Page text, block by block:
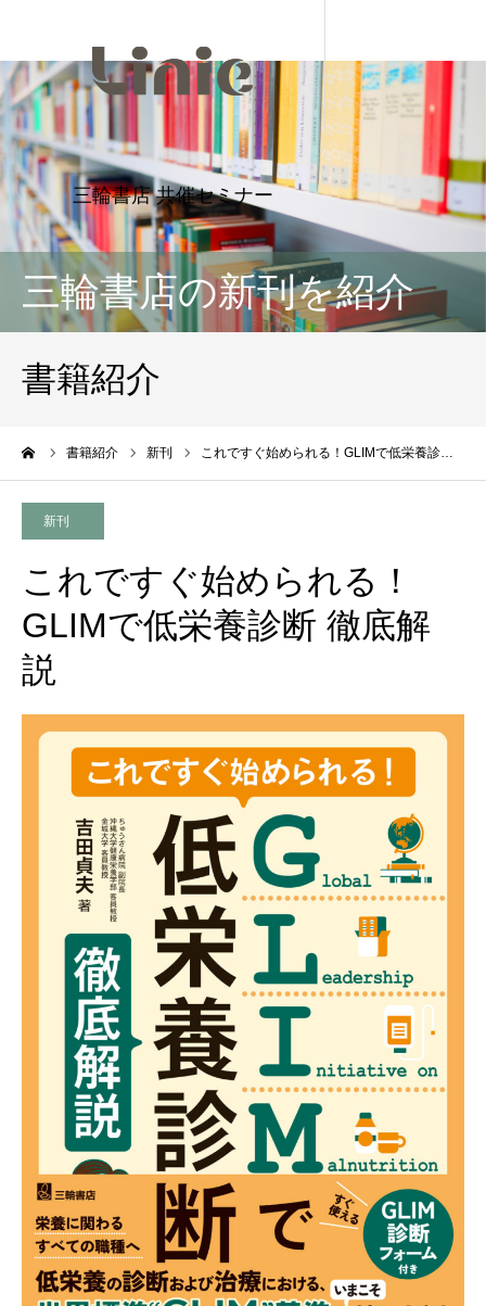
三輪書店の新刊を紹介
書籍紹介
書籍紹介 新刊 これですぐ始められる！GLIMで低栄養診…
新刊
これですぐ始められる！
GLIMで低栄養診断 徹底解
説